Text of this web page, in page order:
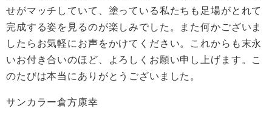
せがマッチしていて、塗っている私たちも足場がとれて
完成する姿を見るのが楽しみでした。また何かございま
したらお気軽にお声をかけてください。これからも末永
いお付き合いのほど、よろしくお願い申し上げます。こ
のたびは本当にありがとうございました。
サンカラー倉方康幸